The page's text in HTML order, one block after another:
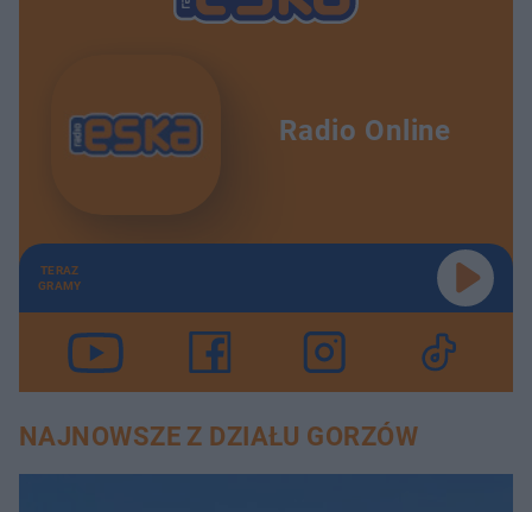
Radio Online
TERAZ
GRAMY
NAJNOWSZE Z DZIAŁU GORZÓW